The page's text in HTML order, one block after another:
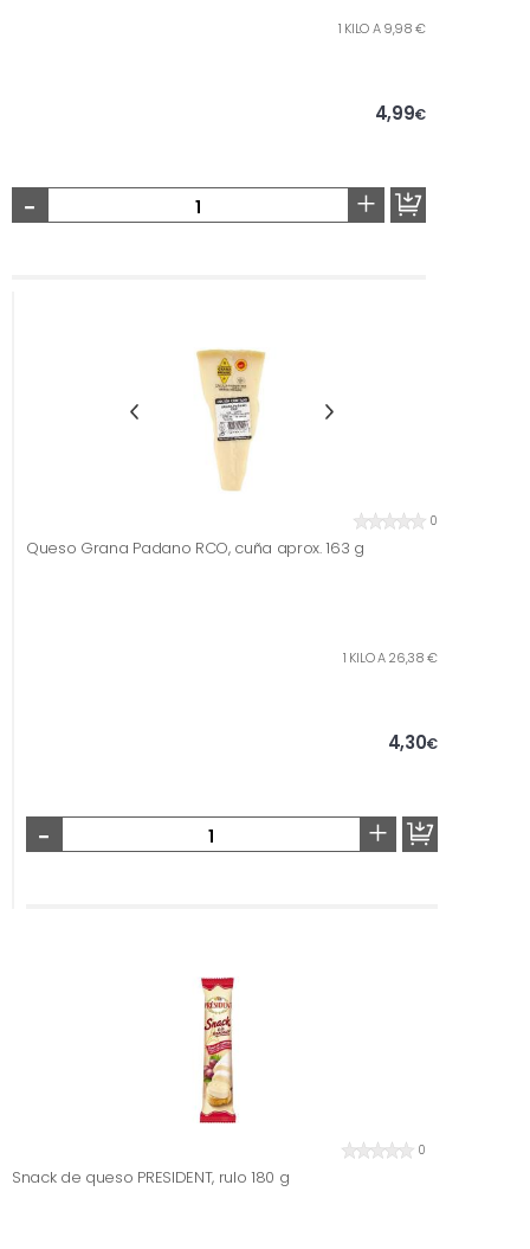
1 KILO A 9,98 €
4,99€
- +
0
Queso Grana Padano RCO, cuña aprox. 163 g
1 KILO A 26,38 €
4,30€
- +
0
Snack de queso PRESIDENT, rulo 180 g